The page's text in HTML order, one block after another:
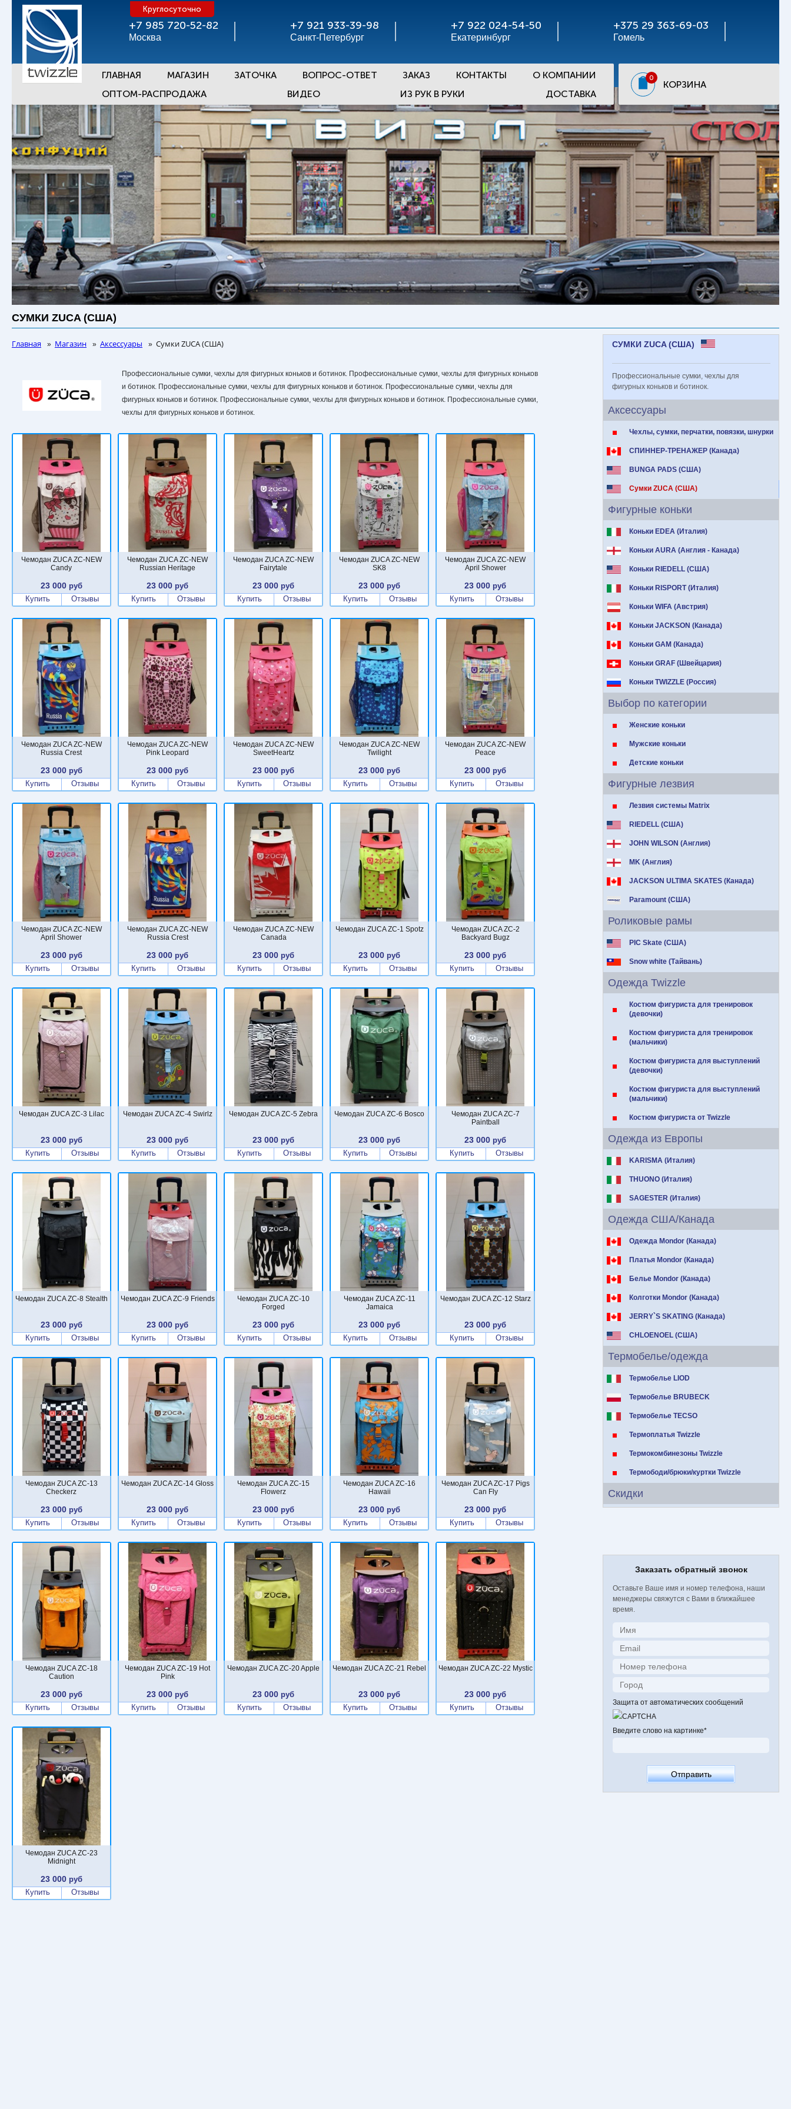
+7 985 720-52-82
Москва
Круглосуточно
+7 921 933-39-98
Санкт-Петербург
+7 922 024-54-50
Екатеринбург
+375 29 363-69-03
Гомель
ГЛАВНАЯ МАГАЗИН ЗАТОЧКА ВОПРОС-ОТВЕТ ЗАКАЗ КОНТАКТЫ
О КОМПАНИИ
ОПТОМ-РАСПРОДАЖА
ВИДЕО ИЗ РУК В РУКИ ДОСТАВКА
0
КОРЗИНА
СУМКИ ZUCA (США)
СУМКИ ZUCA (США)
Профессиональные сумки, чехлы для
фигурных коньков и ботинок.
Аксессуары
Чехлы, сумки, перчатки, повязки, шнурки
СПИННЕР-ТРЕНАЖЕР (Канада)
BUNGA PADS (США)
Сумки ZUCA (США)
Фигурные коньки
Коньки EDEA (Италия)
Коньки AURA (Англия - Канада)
Коньки RIEDELL (США)
Коньки RISPORT (Италия)
Коньки WIFA (Австрия)
Коньки JACKSON (Канада)
Коньки GAM (Канада)
Коньки GRAF (Швейцария)
Коньки TWIZZLE (Россия)
Выбор по категории
Женские коньки
Мужские коньки
Детские коньки
Фигурные лезвия
Лезвия системы Matrix
RIEDELL (США)
JOHN WILSON (Англия)
MK (Англия)
JACKSON ULTIMA SKATES (Канада)
Paramount (США)
Роликовые рамы
PIC Skate (США)
Snow white (Тайвань)
Одежда Twizzle
Костюм фигуриста для тренировок
(девочки)
Костюм фигуриста для тренировок
(мальчики)
Костюм фигуриста для выступлений
(девочки)
Костюм фигуриста для выступлений
(мальчики)
Костюм фигуриста от Twizzle
Одежда из Европы
KARISMA (Италия)
THUONO (Италия)
SAGESTER (Италия)
Одежда США/Канада
Одежда Mondor (Канада)
Платья Mondor (Канада)
Белье Mondor (Канада)
Колготки Mondor (Канада)
JERRY`S SKATING (Канада)
CHLOENOEL (США)
Термобелье/одежда
Термобелье LIOD
Термобелье BRUBECK
Термобелье TECSO
Термоплатья Twizzle
Термокомбинезоны Twizzle
Термободи/брюки/куртки Twizzle
Скидки
Заказать обратный звонок
Оставьте Ваше имя и номер телефона, наши
менеджеры свяжутся с Вами в ближайшее
время.
Защита от автоматических сообщений
Введите слово на картинке*
Главная » Магазин » Аксессуары » Сумки ZUCA (США)
Профессиональные сумки, чехлы для фигурных коньков и ботинок. Профессиональные сумки, чехлы для фигурных коньков
и ботинок. Профессиональные сумки, чехлы для фигурных коньков и ботинок. Профессиональные сумки, чехлы для
фигурных коньков и ботинок. Профессиональные сумки, чехлы для фигурных коньков и ботинок. Профессиональные сумки,
чехлы для фигурных коньков и ботинок.
Чемодан ZUCA ZC-NEW
Candy
23 000руб
Купить
Отзывы
Чемодан ZUCA ZC-NEW
Russian Heritage
23 000 руб
Купить
Отзывы
Чемодан ZUCA ZC-NEW
Fairytale
23 000 руб
Купить
Отзывы
Чемодан ZUCA ZC-NEW
SK8
23 000 руб
Купить
Отзывы
Чемодан ZUCA ZC-NEW
April Shower
23 000 руб
Купить
Отзывы
Чемодан ZUCA ZC-NEW
Russia Crest
23 000руб
Купить
Отзывы
Чемодан ZUCA ZC-NEW
Pink Leopard
23 000 руб
Купить
Отзывы
Чемодан ZUCA ZC-NEW
SweetHeartz
23 000 руб
Купить
Отзывы
Чемодан ZUCA ZC-NEW
Twilight
23 000 руб
Купить
Отзывы
Чемодан ZUCA ZC-NEW
Peace
23 000 руб
Купить
Отзывы
Чемодан ZUCA ZC-NEW
April Shower
23 000руб
Купить
Отзывы
Чемодан ZUCA ZC-NEW
Russia Crest
23 000 руб
Купить
Отзывы
Чемодан ZUCA ZC-NEW
Canada
23 000 руб
Купить
Отзывы
Чемодан ZUCA ZC-1 Spotz
23 000 руб
Купить
Отзывы
Чемодан ZUCA ZC-2
Backyard Bugz
23 000 руб
Купить
Отзывы
Чемодан ZUCA ZC-3 Lilac
23 000руб
Купить
Отзывы
Чемодан ZUCA ZC-4 Swirlz
23 000 руб
Купить
Отзывы
Чемодан ZUCA ZC-5 Zebra
23 000 руб
Купить
Отзывы
Чемодан ZUCA ZC-6 Bosco
23 000 руб
Купить
Отзывы
Чемодан ZUCA ZC-7
Paintball
23 000 руб
Купить
Отзывы
Чемодан ZUCA ZC-8 Stealth
23 000руб
Купить
Отзывы
Чемодан ZUCA ZC-9 Friends
23 000 руб
Купить
Отзывы
Чемодан ZUCA ZC-10
Forged
23 000 руб
Купить
Отзывы
Чемодан ZUCA ZC-11
Jamaica
23 000 руб
Купить
Отзывы
Чемодан ZUCA ZC-12 Starz
23 000 руб
Купить
Отзывы
Чемодан ZUCA ZC-13
Checkerz
23 000руб
Купить
Отзывы
Чемодан ZUCA ZC-14 Gloss
23 000 руб
Купить
Отзывы
Чемодан ZUCA ZC-15
Flowerz
23 000 руб
Купить
Отзывы
Чемодан ZUCA ZC-16
Hawaii
23 000 руб
Купить
Отзывы
Чемодан ZUCA ZC-17 Pigs
Can Fly
23 000 руб
Купить
Отзывы
Чемодан ZUCA ZC-18
Caution
23 000руб
Купить
Отзывы
Чемодан ZUCA ZC-19 Hot
Pink
23 000 руб
Купить
Отзывы
Чемодан ZUCA ZC-20 Apple
23 000 руб
Купить
Отзывы
Чемодан ZUCA ZC-21 Rebel
23 000 руб
Купить
Отзывы
Чемодан ZUCA ZC-22 Mystic
23 000 руб
Купить
Отзывы
Чемодан ZUCA ZC-23
Midnight
23 000руб
Купить
Отзывы